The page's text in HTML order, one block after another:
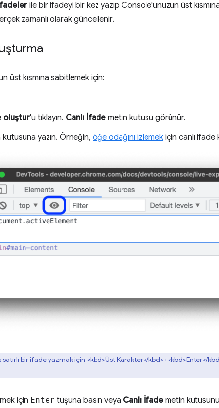
ile bir ifadeyi bir kez yazıp Console'unuzun üst
zamanlı olarak güncellenir.
üst kısmına sabitlemek için:
oluştur'u tıklayın. Canlı İfade metin kutusu görünür.
yazın. Örneğin, öğe odağını izlemek için canlı ifade
satırlı bir ifade yazmak için <kbd>Üst Karakter</kbd>+<kbd>Enter</
için Enter tuşuna basın veya Canlı İfade metin